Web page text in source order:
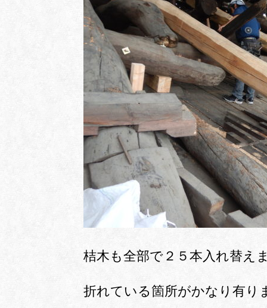
桔木も全部で２５本入れ替え
折れている箇所がかなり有り